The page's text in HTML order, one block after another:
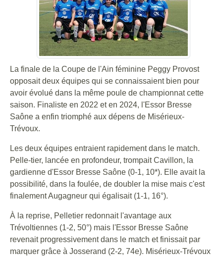
La finale de la Coupe de l'Ain féminine Peggy Provost
opposait deux équipes qui se connaissaient bien pour
avoir évolué dans la même poule de championnat cette
saison. Finaliste en 2022 et en 2024, l'Essor Bresse
Saône a enfin triomphé aux dépens de Misérieux-
Trévoux.
Les deux équipes entraient rapidement dans le match.
Pelle-tier, lancée en profondeur, trompait Cavillon, la
gardienne d'Essor Bresse Saône (0-1, 10*). Elle avait la
possibilité, dans la foulée, de doubler la mise mais c'est
finalement Augagneur qui égalisait (1-1, 16°).
À la reprise, Pelletier redonnait l'avantage aux
Trévoltiennes (1-2, 50°) mais l'Essor Bresse Saône
revenait progressivement dans le match et finissait par
marquer grâce à Josserand (2-2, 74e). Misérieux-Trévoux